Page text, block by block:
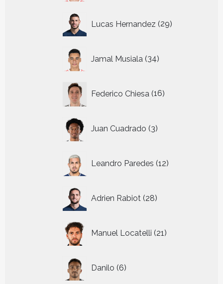
Lucas Hernandez 29
producten
Jamal Musiala 34
producten
Federico Chiesa 16
producten
Juan Cuadrado 3
producten
Leandro Paredes 12
producten
Adrien Rabiot 28
producten
Manuel Locatelli 21
producten
Danilo 6
producten